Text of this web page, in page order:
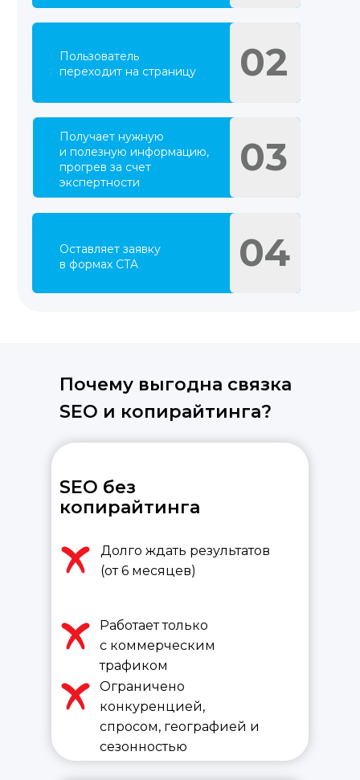
03
04
02
Получает нужную
и полезную информацию,
прогрев за счет
экспертности
Оставляет заявку
в формах CTA
Пользователь
переходит на страницу
Почему выгодна связка
SEO и копирайтинга?
SEO без
копирайтинга
Долго ждать результатов
(от 6 месяцев)
Работает только
с коммерческим
трафиком
Ограничено
конкуренцией,
спросом, географией и
сезонностью